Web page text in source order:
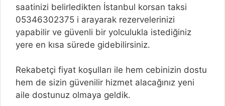
saatinizi belirledikten İstanbul korsan taksi
05346302375 i arayarak rezervelerinizi
yapabilir ve güvenli bir yolculukla istediğiniz
yere en kısa sürede gidebilirsiniz.
Rekabetçi fiyat koşulları ile hem cebinizin dostu
hem de sizin güvenilir hizmet alacağınız yeni
aile dostunuz olmaya geldik.